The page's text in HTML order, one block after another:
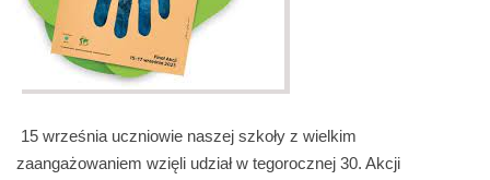
15 września uczniowie naszej szkoły z wielkim
zaangażowaniem wzięli udział w tegorocznej 30. Akcji